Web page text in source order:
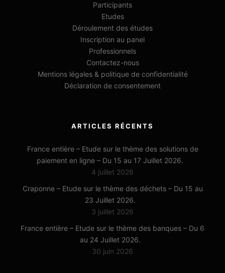
Participants
Etudes
Déroulement des études
Inscription au panel
Professionnels
Contactez-nous
Mentions légales & politique de confidentialité
Déclaration de consentement
ARTICLES RÉCENTS
France entière – Etude sur le thème des solutions de
paiement en ligne – Du 15 au 17 Juillet 2026.
4 juillet 2026
Craponne – Etude sur le thème des déchets – Du 15 au
23 Juillet 2026.
3 juillet 2026
France entière – Etude sur le thème des banques – Du 6
au 24 Juillet 2026.
30 juin 2026